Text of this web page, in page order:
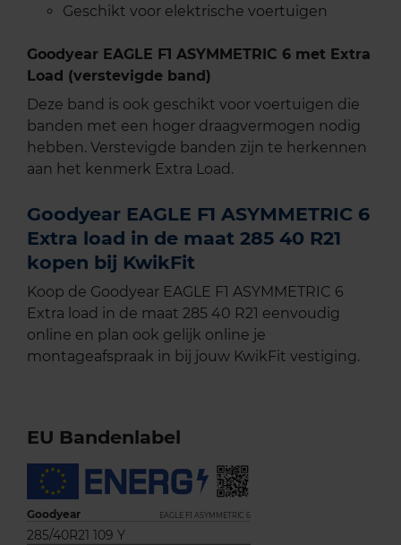
Geschikt voor elektrische voertuigen
Goodyear EAGLE F1 ASYMMETRIC 6 met Extra
Load (verstevigde band)
Deze band is ook geschikt voor voertuigen die
banden met een hoger draagvermogen nodig
hebben. Verstevigde banden zijn te herkennen
aan het kenmerk Extra Load.
Goodyear EAGLE F1 ASYMMETRIC 6
Extra load in de maat 285 40 R21
kopen bij KwikFit
Koop de Goodyear EAGLE F1 ASYMMETRIC 6
Extra load in de maat 285 40 R21 eenvoudig
online en plan ook gelijk online je
montageafspraak in bij jouw KwikFit vestiging.
EU Bandenlabel
Goodyear EAGLE F1 ASYMMETRIC 6
285/40R21 109 Y